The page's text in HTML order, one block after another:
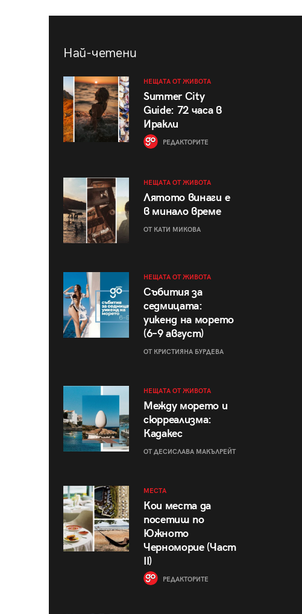
Най-четени
НЕЩАТА ОТ ЖИВОТА
Summer City
Guide: 72 часа в
Иракли
РЕДАКТОРИТЕ
НЕЩАТА ОТ ЖИВОТА
Лятото винаги е
в минало време
ОТ КАТИ МИКОВА
НЕЩАТА ОТ ЖИВОТА
Събития за
седмицата:
уикенд на морето
(6–9 август)
ОТ КРИСТИЯНА БУРДЕВА
НЕЩАТА ОТ ЖИВОТА
Между морето и
сюрреализма:
Кадакес
ОТ ДЕСИСЛАВА МАКЪЛРЕЙТ
МЕСТА
Кои места да
посетиш по
Южното
Черноморие (Част
II)
РЕДАКТОРИТЕ